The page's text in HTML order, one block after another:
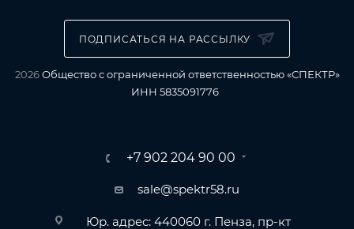
ПОДПИСАТЬСЯ НА РАССЫЛКУ
2026Общество с ограниченной ответственностью «СПЕКТР»
ИНН 5835091776
+7 902 204 90 00
sale@spektr58.ru
Юр. адрес: 440060 г. Пенза, пр-кт